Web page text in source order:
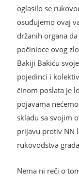
oglasilo se
osuđujemo ovaj
držanih organa
počinioce ovog
Bakiji Bakiću
pojedinci i
činom poslata je
pojavama
skladu sa svojim
prijavu protiv NN
rukovodstva
Nema ni reči o